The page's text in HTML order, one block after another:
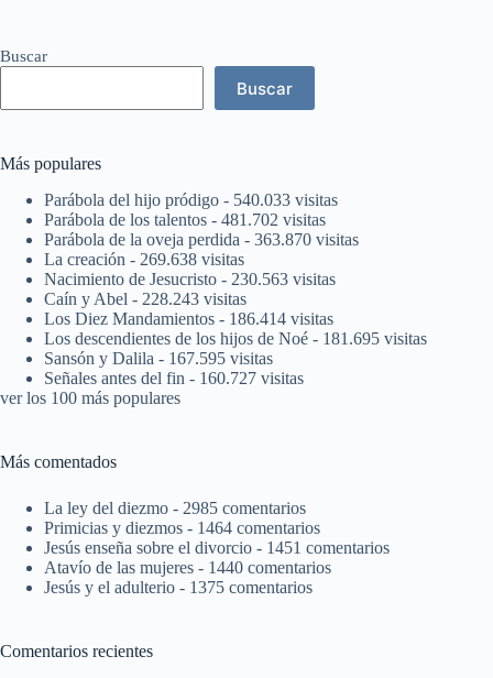
Buscar
Buscar
Más populares
Parábola del hijo pródigo - 540.033 visitas
Parábola de los talentos - 481.702 visitas
Parábola de la oveja perdida - 363.870 visitas
La creación - 269.638 visitas
Nacimiento de Jesucristo - 230.563 visitas
Caín y Abel - 228.243 visitas
Los Diez Mandamientos - 186.414 visitas
Los descendientes de los hijos de Noé - 181.695 visitas
Sansón y Dalila - 167.595 visitas
Señales antes del fin - 160.727 visitas
ver los 100 más populares
Más comentados
La ley del diezmo - 2985 comentarios
Primicias y diezmos - 1464 comentarios
Jesús enseña sobre el divorcio - 1451 comentarios
Atavío de las mujeres - 1440 comentarios
Jesús y el adulterio - 1375 comentarios
Comentarios recientes